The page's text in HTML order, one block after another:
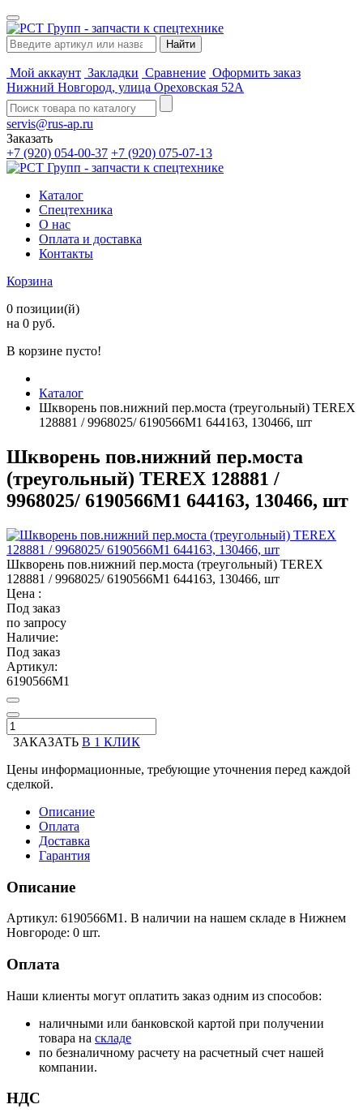
Мой аккаунт Закладки Сравнение Оформить заказ
Нижний Новгород, улица Ореховская 52А
servis@rus-ap.ru
Заказать
+7 (920) 054-00-37 +7 (920) 075-07-13
Каталог
Спецтехника
О нас
Оплата и доставка
Контакты
Корзина
0 позиции(й)
на 0 руб.
В корзине пусто!
Каталог
Шкворень пов.нижний пер.моста (треугольный) TEREX
128881 / 9968025/ 6190566М1 644163, 130466, шт
Шкворень пов.нижний пер.моста
(треугольный) TEREX 128881 /
9968025/ 6190566М1 644163, 130466, шт
Шкворень пов.нижний пер.моста (треугольный) TEREX
128881 / 9968025/ 6190566М1 644163, 130466, шт
Цена :
Под заказ
по запросу
Наличие:
Под заказ
Артикул:
6190566M1
ЗАКАЗАТЬ В 1 КЛИК
Цены информационные, требующие уточнения перед каждой
сделкой.
Описание
Оплата
Доставка
Гарантия
Описание
Артикул: 6190566M1. В наличии на нашем складе в Нижнем
Новгороде: 0 шт.
Оплата
Наши клиенты могут оплатить заказ одним из способов:
наличными или банковской картой при получении
товара на складе
по безналичному расчету на расчетный счет нашей
компании.
НДС